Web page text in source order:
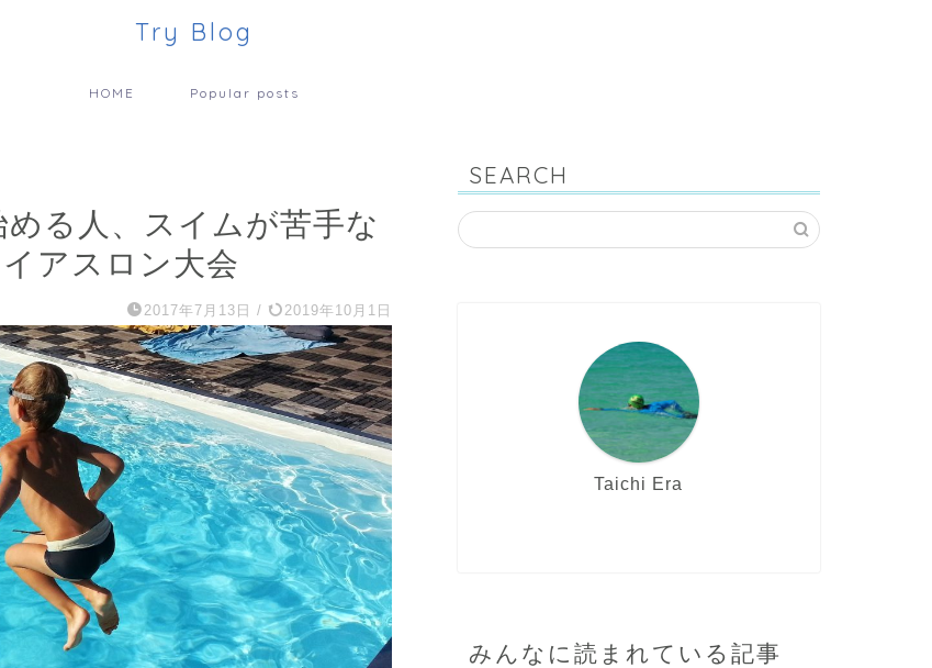
Try Blog
HOME Popular posts
る人、スイムが苦手な
アスロン大会
2017年7月13日 / 2019年10月1日
SEARCH
Taichi Era
みんなに読まれている記事